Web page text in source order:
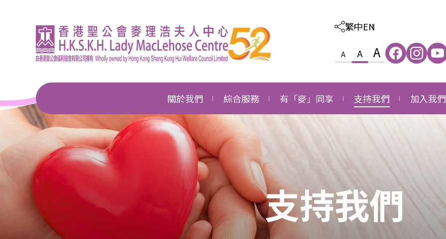
繁中EN
A A A
關於我們
機構簡介
總幹事的話
企業管治
獎項及殊榮
新聞中心
財務報告
綜合服務
照顧及教育綜合服務
家庭及社區綜合服務
就業發展綜合服務
長者社區支援綜合服務
長者社區照顧綜合服務
社區健康綜合服務
有「麥」同享
感恩
支持我們
外購服務
成為義工
成為企業伙伴
鳴謝
加入我們
職位空缺
支持我們